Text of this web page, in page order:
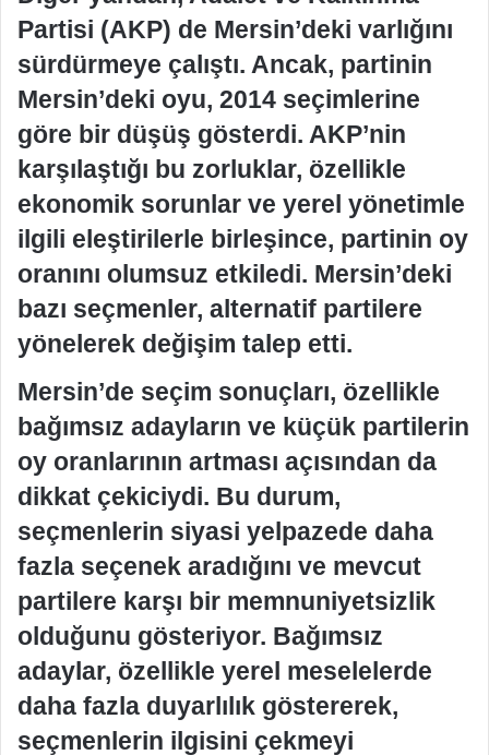
Partisi (AKP) de Mersin’deki varlığını
sürdürmeye çalıştı. Ancak, partinin
Mersin’deki oyu, 2014 seçimlerine
göre bir düşüş gösterdi. AKP’nin
karşılaştığı bu zorluklar, özellikle
ekonomik sorunlar ve yerel yönetimle
ilgili eleştirilerle birleşince, partinin oy
oranını olumsuz etkiledi. Mersin’deki
bazı seçmenler, alternatif partilere
yönelerek değişim talep etti.
Mersin’de seçim sonuçları, özellikle
bağımsız adayların ve küçük partilerin
oy oranlarının artması açısından da
dikkat çekiciydi. Bu durum,
seçmenlerin siyasi yelpazede daha
fazla seçenek aradığını ve mevcut
partilere karşı bir memnuniyetsizlik
olduğunu gösteriyor. Bağımsız
adaylar, özellikle yerel meselelerde
daha fazla duyarlılık göstererek,
seçmenlerin ilgisini çekmeyi